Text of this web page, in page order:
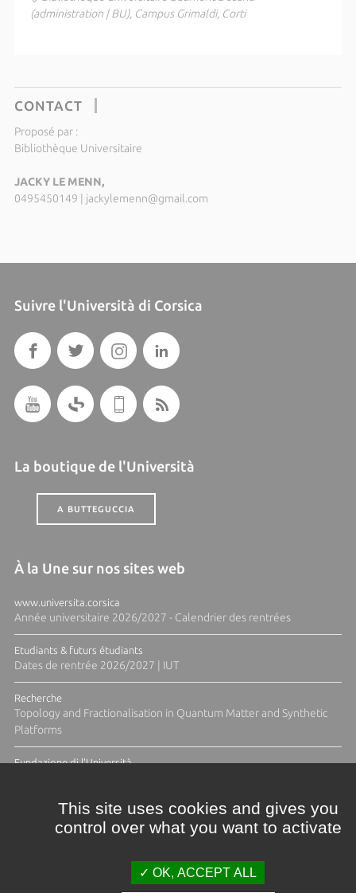
(administration | BU), Campus Grimaldi, Corti
CONTACT
Proposé par :
Bibliothèque Universitaire
JACKY LE MENN,
0495450149 | jackylemenn@gmail.com
Suivre l'Università di Corsica
La boutique de l'Università
A BUTTEGUCCIA
À la Une sur nos sites web
www.universita.corsica
Année universitaire 2026/2027 - Calendrier des rentrées
Etudiants & futurs étudiants
Dates de rentrée 2026/2027 | IUT
Recherche
Topology and Fractionalisation in Quantum Matter and Synthetic
Platforms
Fundazione di l'Università
This site uses cookies and gives you
control over what you want to activate
OK, ACCEPT ALL